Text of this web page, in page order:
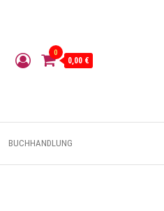
0
0,00 €
BUCHHANDLUNG